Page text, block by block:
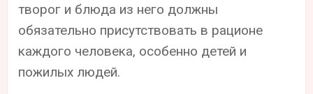
творог и блюда из него должны
обязательно присутствовать в рационе
каждого человека, особенно детей и
пожилых людей.